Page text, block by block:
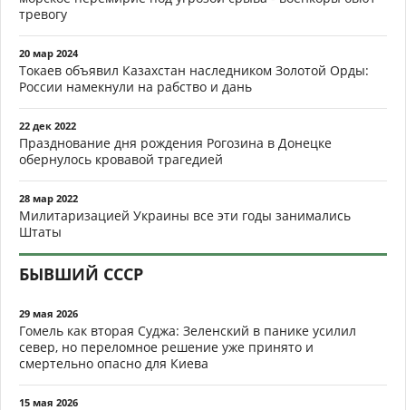
тревогу
20 мар 2024
Токаев объявил Казахстан наследником Золотой Орды:
России намекнули на рабство и дань
22 дек 2022
Празднование дня рождения Рогозина в Донецке
обернулось кровавой трагедией
28 мар 2022
Милитаризацией Украины все эти годы занимались
Штаты
БЫВШИЙ СССР
29 мая 2026
Гомель как вторая Суджа: Зеленский в панике усилил
север, но переломное решение уже принято и
смертельно опасно для Киева
15 мая 2026